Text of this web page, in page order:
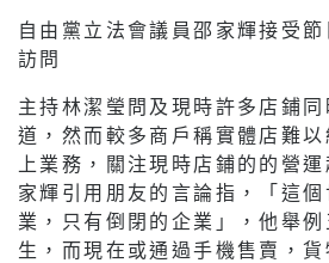
自由黨立法會議員邵家輝接受節
訪問
主持林潔瑩問及現時許多店鋪
道，然而較多商戶稱實體店難
上業務，關注現時店鋪的的營
家輝引用朋友的言論指，「這
業，只有倒閉的企業」，他舉
生，而現在或通過手機售賣，貨